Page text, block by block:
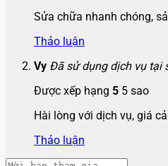
Sửa chữa nhanh chóng,
Thảo luận
Vy Đã sử dụng dịch vụ tại
Được xếp hạng 5 5 sao
Hài lòng với dịch vụ, giá
Thảo luận